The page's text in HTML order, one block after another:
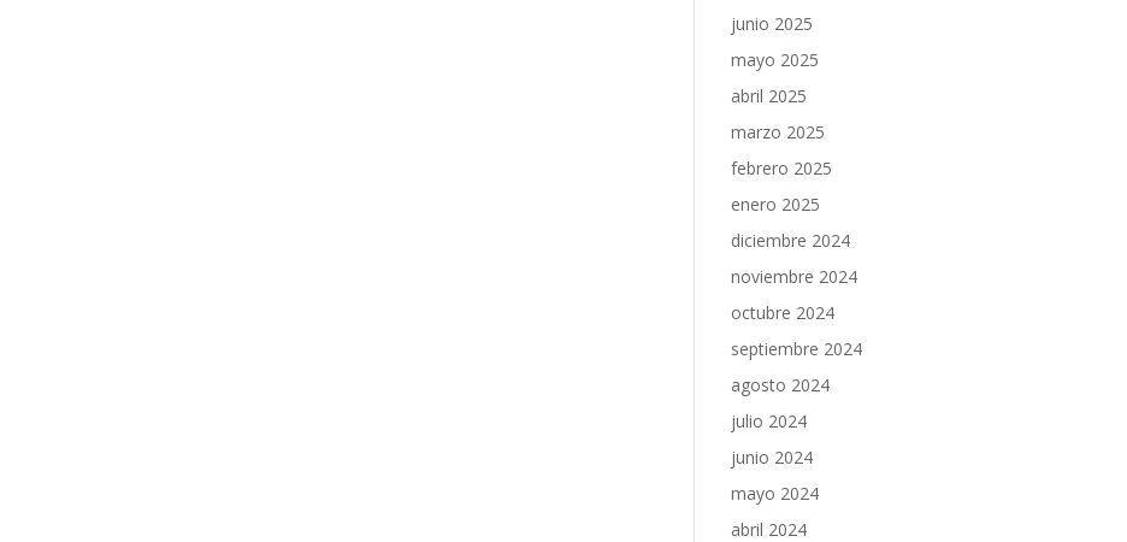
junio 2025
mayo 2025
abril 2025
marzo 2025
febrero 2025
enero 2025
diciembre 2024
noviembre 2024
octubre 2024
septiembre 2024
agosto 2024
julio 2024
junio 2024
mayo 2024
abril 2024